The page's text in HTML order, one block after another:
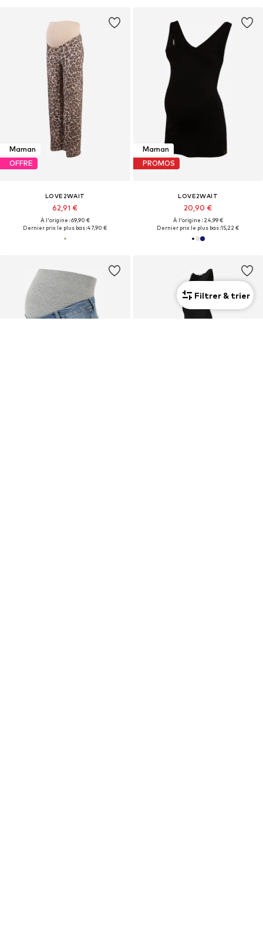
Maman
OFFRE
LOVE2WAIT
62,91 €
À l'origine : 69,90 €
Dernier prix le plus bas :47,90 €
Maman
PROMOS
LOVE2WAIT
20,90 €
À l'origine : 24,99 €
Dernier prix le plus bas :15,22 €
Filtrer & trier